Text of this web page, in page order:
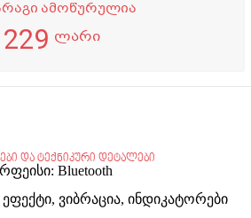
ამოწურულია
229 ლარი
და ტექნიკური დეტალები
Bluetooth
ვიბრაცია, ინდიკატორები